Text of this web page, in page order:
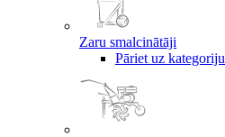
Zaru smalcinātāji
Pāriet uz kategoriju